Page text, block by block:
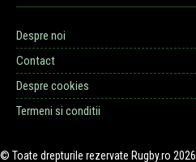
Despre noi
Contact
Despre cookies
Termeni si conditii
© Toate drepturile rezervate Rugby.ro 2026